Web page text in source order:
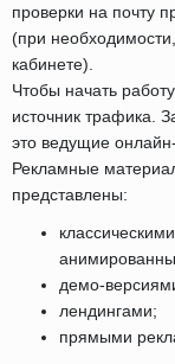
проверки на почту
(при
кабинете).
Чтобы начать
источник трафика.
это ведущие
Рекламные
представлены:
демо-
лендингами;
прямыми